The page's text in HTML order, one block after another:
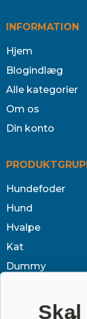
INFORMATION
Hjem
Blogindlæg
Alle kategorier
Om os
Din konto
Hundefoder
Hund
Hvalpe
Kat
Dummy
Tøj & jagtSkal